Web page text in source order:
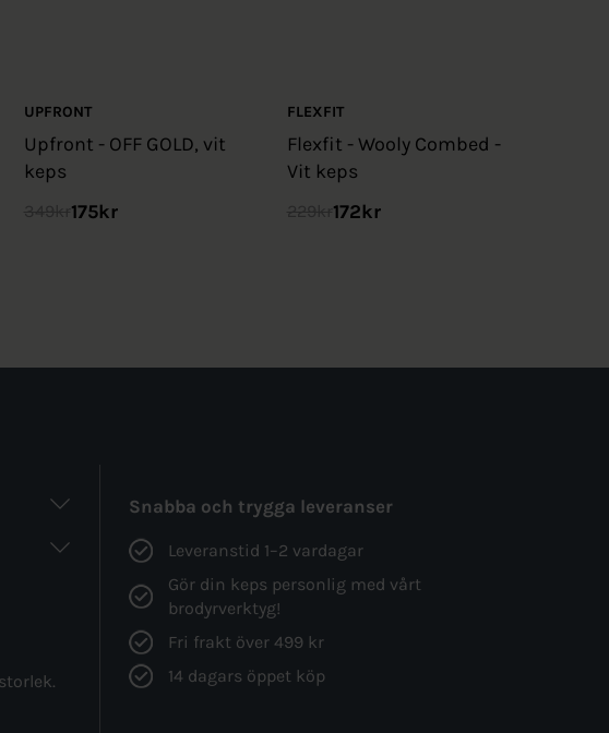
UPFRONT
Upfront - OFF GOLD, vit
keps
175kr
FLEXFIT
Flexfit - Wooly Combed -
Vit keps
172kr
Snabba och trygga leveranser
Leveranstid 1–2 vardagar
Gör din keps personlig med vårt
brodyrverktyg!
Fri frakt över 499 kr
14 dagars öppet köp